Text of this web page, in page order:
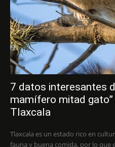
7 datos interesantes
mamífero mitad gato”
Tlaxcala
Tlaxcala es un estado rico en
fauna y buena comida, por lo que